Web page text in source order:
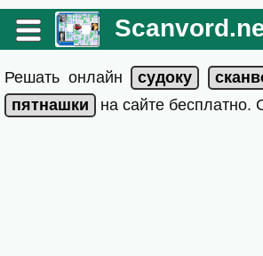
Решать онлайн
на сайте